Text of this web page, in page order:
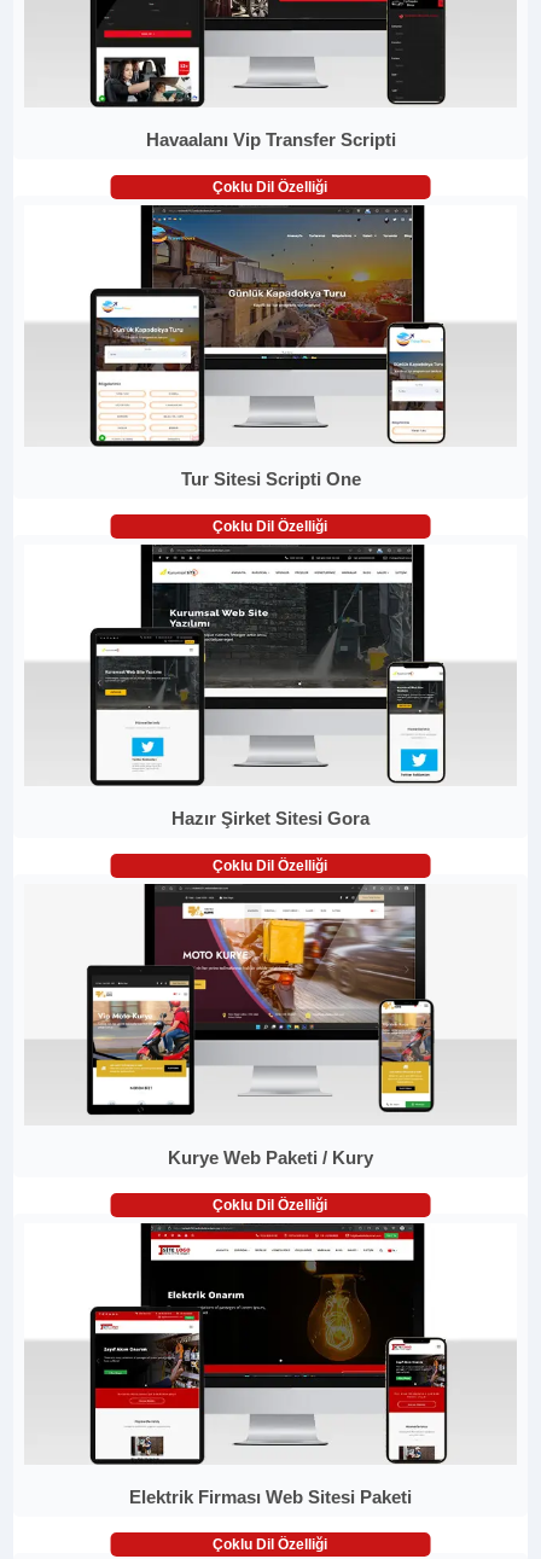
Havaalanı Vip Transfer Scripti
Çoklu Dil Özelliği
Tur Sitesi Scripti One
Çoklu Dil Özelliği
Hazır Şirket Sitesi Gora
Çoklu Dil Özelliği
Kurye Web Paketi / Kury
Çoklu Dil Özelliği
Elektrik Firması Web Sitesi Paketi
Çoklu Dil Özelliği